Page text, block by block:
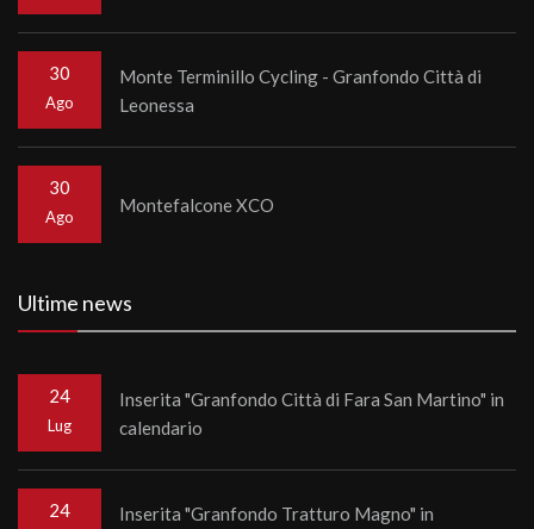
30
Ago
Monte Terminillo Cycling - Granfondo Città di
Leonessa
30
Ago
Montefalcone XCO
Ultime news
24
Lug
Inserita "Granfondo Città di Fara San Martino" in
calendario
24
Inserita "Granfondo Tratturo Magno" in